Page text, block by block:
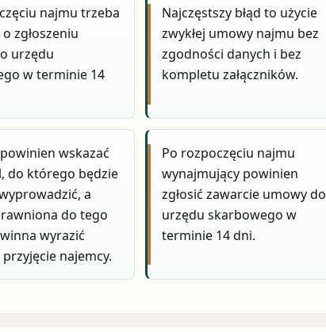
najmu trzeba
zgłoszeniu
urzędu
w terminie 14
Najczęstszy błąd to użycie
zwykłej umowy najmu bez
zgodności danych i bez
kompletu załączników.
wskazać
do którego będzie
a
do tego
wyrazić
najemcy.
Po rozpoczęciu najmu
wynajmujący powinien
zgłosić zawarcie umowy do
urzędu skarbowego w
terminie 14 dni.